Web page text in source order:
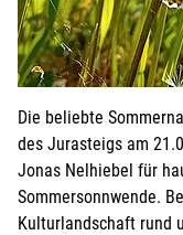
Die beliebte
des Jurasteigs am
Jonas Nelhiebel für
Sommersonnwende.
Kulturlandschaft rund